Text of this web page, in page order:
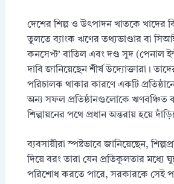
দেশের শিল্প ও উৎপাদন খাতকে খাদের
তুলতে ব্যাংক ঋণের তথ্যভাণ্ডার বা
কনসেপ্ট’ বাতিল এবং দণ্ড সুদ (পেনাল
দাবি জানিয়েছেন শীর্ষ উদ্যোক্তারা।
পরিচালক থাকার কারণে একটি
অন্য সফল প্রতিষ্ঠানগুলোকে ঋণবঞ্চিত
শিল্পায়নের পথে প্রধান অন্তরায় হয়ে
ব্যবসায়ীরা স্পষ্টভাবে জানিয়েছেন,
দিয়ে বরং তারা যেন প্রতিকূলতার মধ্যে
পরিশোধ করতে পারে, সরকারকে সেই